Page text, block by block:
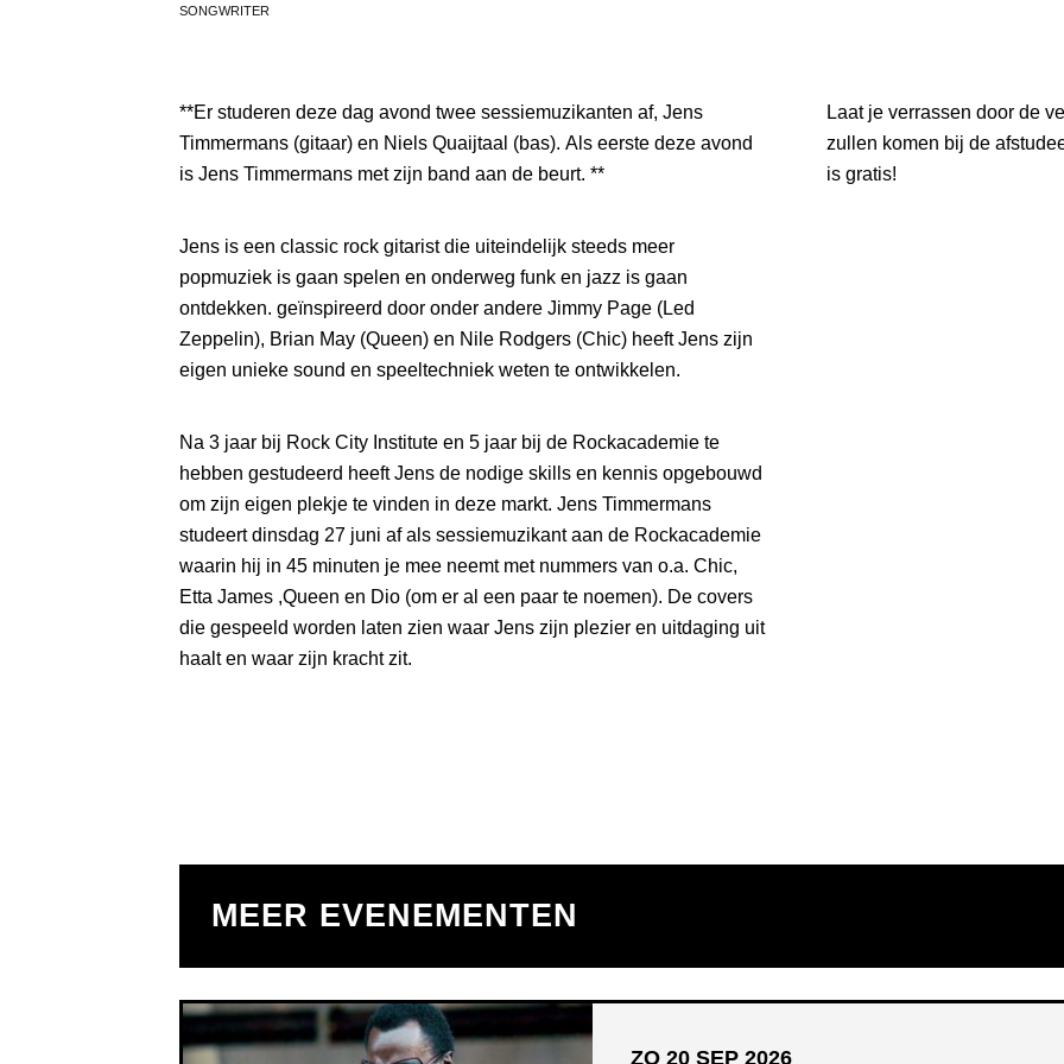
SONGWRITER
**Er studeren deze dag avond twee sessiemuzikanten af, Jens
Timmermans (gitaar) en Niels Quaijtaal (bas). Als eerste deze avond
is Jens Timmermans met zijn band aan de beurt. **
Jens is een classic rock gitarist die uiteindelijk steeds meer
popmuziek is gaan spelen en onderweg funk en jazz is gaan
ontdekken. geïnspireerd door onder andere Jimmy Page (Led
Zeppelin), Brian May (Queen) en Nile Rodgers (Chic) heeft Jens zijn
eigen unieke sound en speeltechniek weten te ontwikkelen.
Na 3 jaar bij Rock City Institute en 5 jaar bij de Rockacademie te
hebben gestudeerd heeft Jens de nodige skills en kennis opgebouwd
om zijn eigen plekje te vinden in deze markt. Jens Timmermans
studeert dinsdag 27 juni af als sessiemuzikant aan de Rockacademie
waarin hij in 45 minuten je mee neemt met nummers van o.a. Chic,
Etta James ,Queen en Dio (om er al een paar te noemen). De covers
die gespeeld worden laten zien waar Jens zijn plezier en uitdaging uit
haalt en waar zijn kracht zit.
Laat je verrassen door de
zullen komen bij de
is gratis!
MEER EVENEMENTEN
ZO 20 SEP 2026